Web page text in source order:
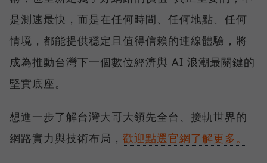
是測速最快，而是在任何時間、任何地點、任何
情境，都能提供穩定且值得信賴的連線體驗，將
成為推動台灣下一個數位經濟與 AI 浪潮最關鍵的
堅實底座。
想進一步了解台灣大哥大領先全台、接軌世界的
網路實力與技術布局， 歡迎點選官網了解更多。